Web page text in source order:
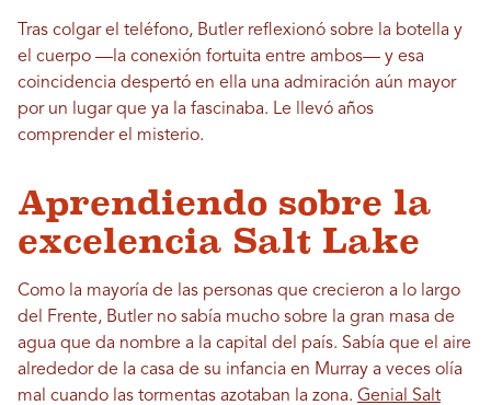
Tras colgar el teléfono, Butler reflexionó sobre la botella y
el cuerpo —la conexión fortuita entre ambos— y esa
coincidencia despertó en ella una admiración aún mayor
por un lugar que ya la fascinaba. Le llevó años
comprender el misterio.
Aprendiendo sobre la
excelencia Salt Lake
Como la mayoría de las personas que crecieron a lo largo
del Frente, Butler no sabía mucho sobre la gran masa de
agua que da nombre a la capital del país. Sabía que el aire
alrededor de la casa de su infancia en Murray a veces olía
mal cuando las tormentas azotaban la zona. Genial Salt